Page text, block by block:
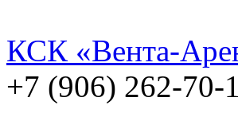
КСК «Вента-
+7 (906) 262-70-